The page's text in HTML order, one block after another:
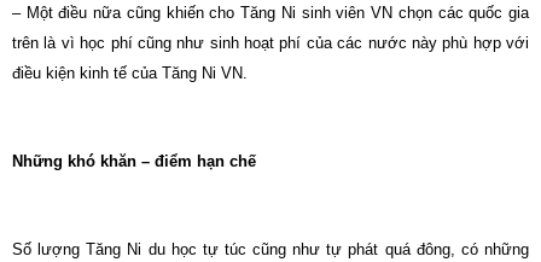
– Một điều nữa cũng khiến cho Tăng Ni sinh viên VN chọn các quốc gia
trên là vì học phí cũng như sinh hoạt phí của các nước này phù hợp với
điều kiện kinh tế của Tăng Ni VN.
Những khó khăn – điểm hạn chế
Số lượng Tăng Ni du học tự túc cũng như tự phát quá đông, có những